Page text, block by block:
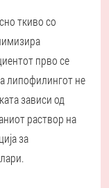
ткиво со
прво се
липофилингот не
зависи од
раствор на
за